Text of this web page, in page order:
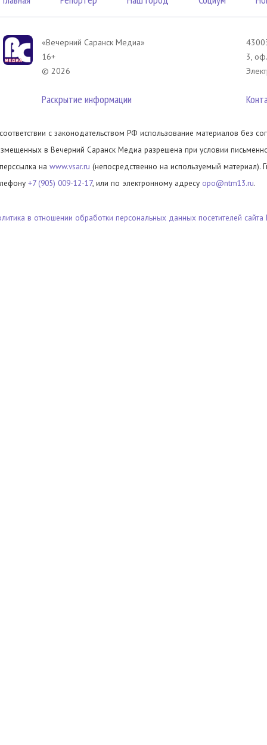
«Вечерний Саранск Mедиа»
16+
© 2026
Раскрытие информации
3,
с законодательством РФ использование материалов без
в Вечерний Саранск Медиа разрешена при условии
на www.vsar.ru (непосредственно на используемый материал).
+7 (905) 009-12-17, или по электронному адресу opo@ntm13.ru.
в отношении обработки персональных данных посетителей